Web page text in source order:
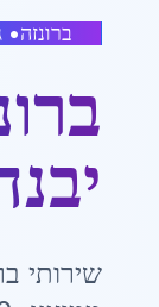
ברונזה•
שירותי